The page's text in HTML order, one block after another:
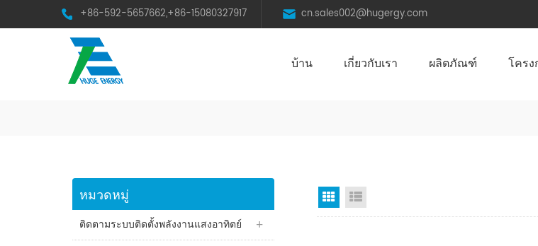
+86-592-5657662,+86-15080327917 cn.sales002@hugergy.com
บ้าน เกี่ยวกับเรา ผลิตภัณฑ์ โครง
หมวดหมู่
ติดตามระบบติดตั้งพลังงานแสงอาทิตย์
มุมมองตาราง